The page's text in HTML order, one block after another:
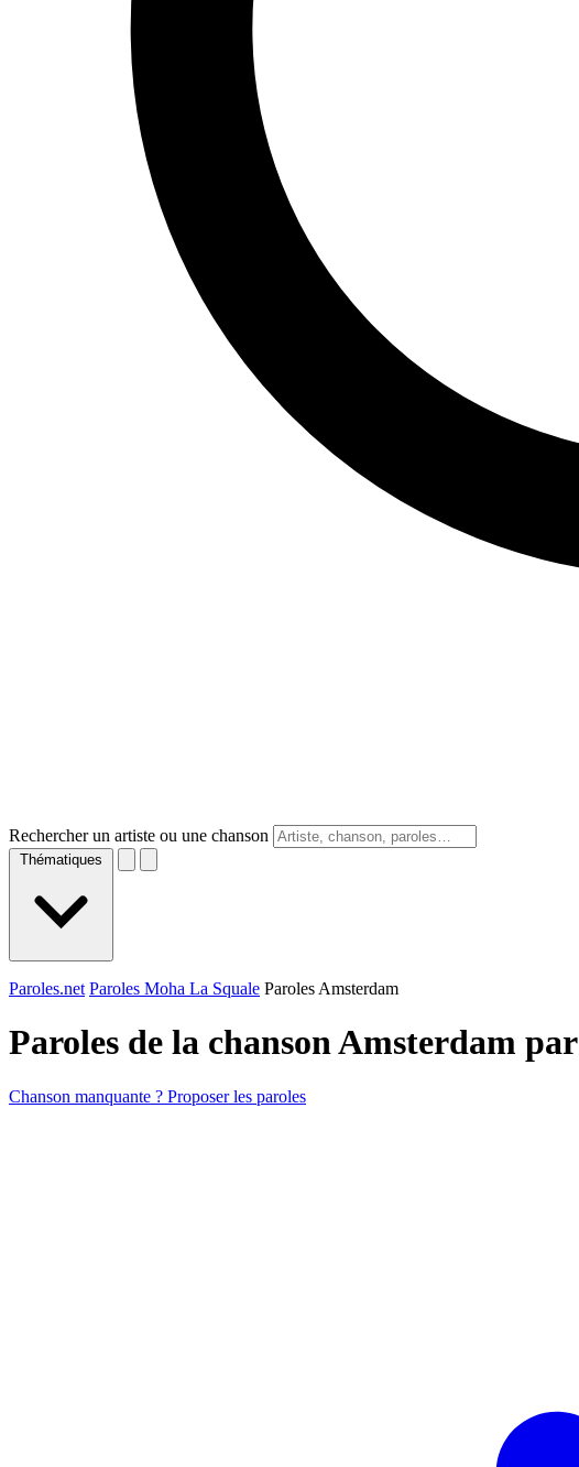
Rechercher un artiste ou une chanson
Thématiques
Paroles.net Paroles Moha La Squale Paroles Amsterdam
Paroles de la chanson Amsterdam par
Chanson manquante ? Proposer les paroles